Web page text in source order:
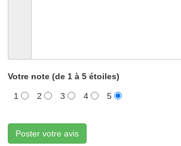
Votre note (de 1 à 5 étoiles)
1 2 3 4 5
Poster votre avis